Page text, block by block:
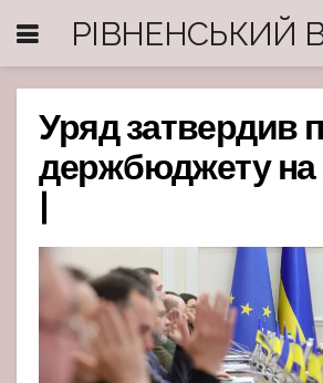
РІВНЕНСЬКИЙ
Уряд затвердив
держбюджету на
|